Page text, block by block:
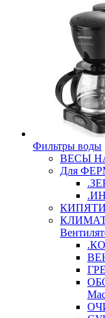
Фильтры воды
ВЕСЫ
Для
КЛИМАТ/